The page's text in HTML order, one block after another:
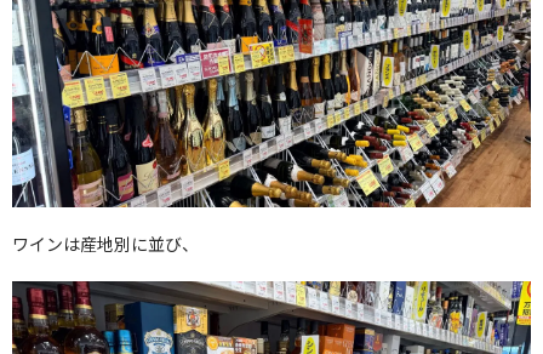
ワインは産地別に並び、